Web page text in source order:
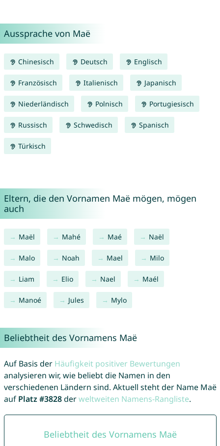
Aussprache von Maë
Chinesisch Deutsch Englisch
Französisch Italienisch Japanisch
Niederländisch Polnisch Portugiesisch
Russisch Schwedisch Spanisch
Türkisch
Eltern, die den Vornamen Maë mögen, mögen
auch
Maël Mahé Maé Naël
Malo Noah Mael Milo
Liam Elio Nael Maél
Manoé Jules Mylo
Beliebtheit des Vornamens Maë
Auf Basis der Häufigkeit positiver Bewertungen
analysieren wir, wie beliebt die Namen in den
verschiedenen Ländern sind. Aktuell steht der Name Maë
auf Platz #3828derweltweiten Namens-Rangliste.